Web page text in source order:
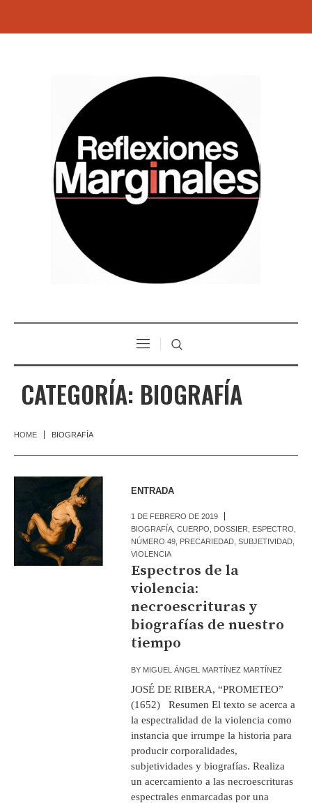
CATEGORÍA: BIOGRAFÍA
HOME BIOGRAFÍA
ENTRADA
1 DE FEBRERO DE 2019
BIOGRAFÍA ,CUERPO DOSSIER ESPECTRO
NÚMERO 49 PRECARIEDAD ,SUBJETIVIDAD
VIOLENCIA
Espectros de la
violencia:
necroescrituras y
biografías de nuestro
tiempo
BY MIGUEL ÁNGEL MARTÍNEZ MARTÍNEZ
JOSÉ DE RIBERA, “PROMETEO”
(1652) Resumen El texto se acerca a
la espectralidad de la violencia como
instancia que irrumpe la historia para
producir corporalidades,
subjetividades y biografías. Realiza
un acercamiento a las necroescrituras
espectrales enmarcadas por una